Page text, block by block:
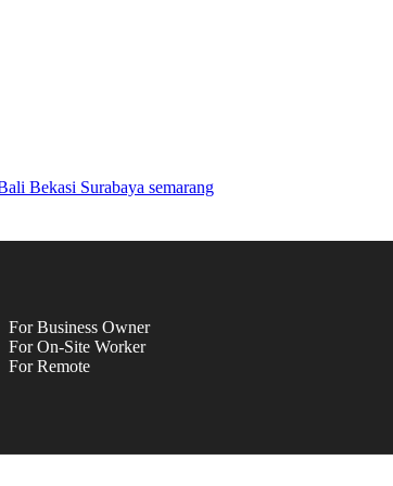
For Business Owner
For On-Site Worker
For Remote